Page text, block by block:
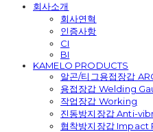
회사소개
회사연혁
인증사항
CI
BI
KAMELO PRODUCTS
알곤/티그용접장갑
용접장갑 Welding
작업장갑 Working
진동방지장갑 Anti-
협착방지장갑 Impact